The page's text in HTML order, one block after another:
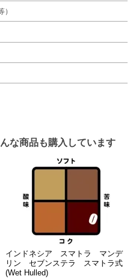
な商品も購入しています
インドネシア スマトラ マンデ
リン セブンステラ スマトラ式
(Wet Hulled)